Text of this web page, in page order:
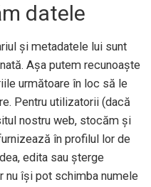
datele
și metadatele lui sunt
Așa putem recunoaște
următoare în loc să le
Pentru utilizatorii (dacă
nostru web, stocăm și
în profilul lor de
edita sau șterge
nu își pot schimba numele